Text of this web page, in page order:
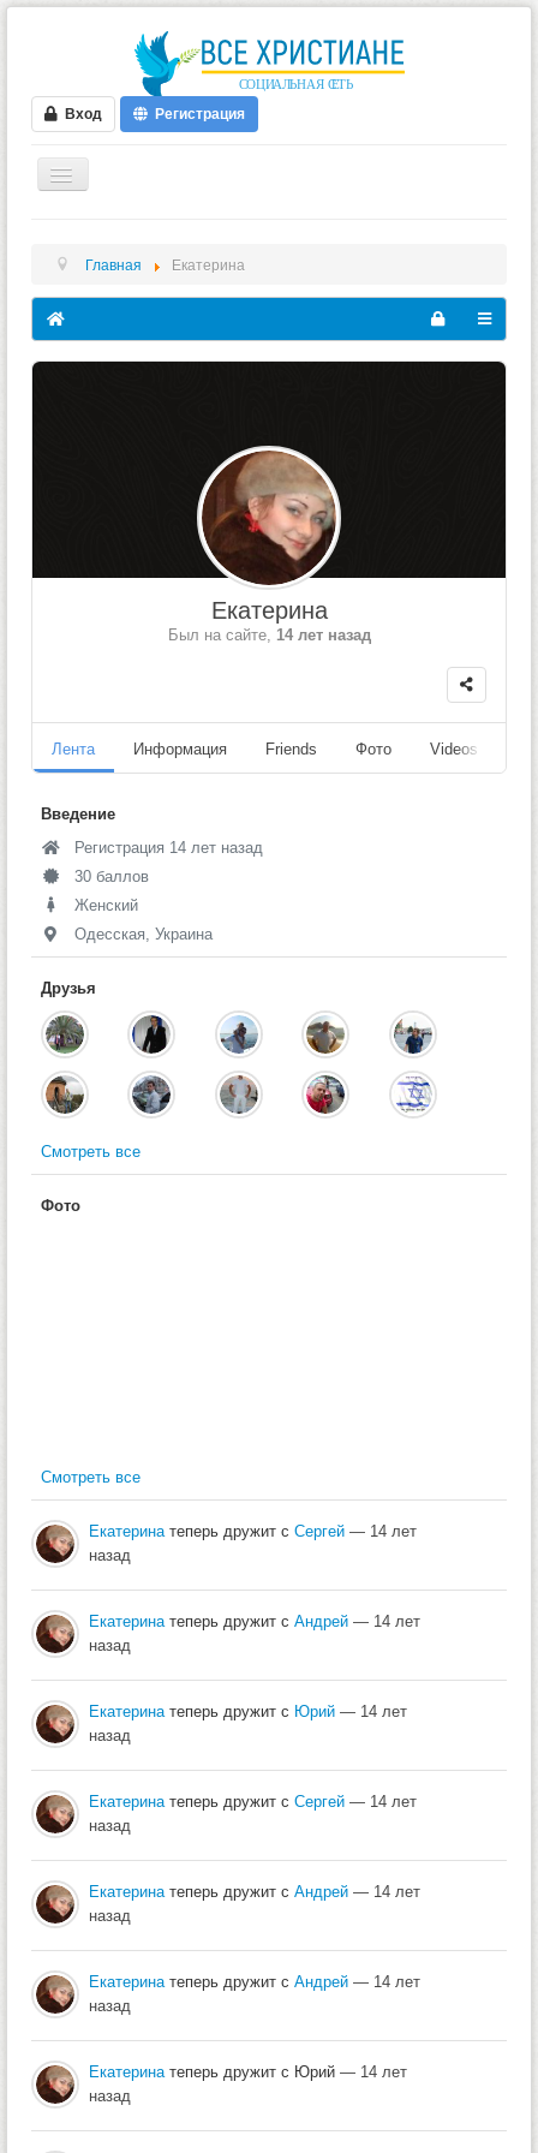
Вход Регистрация
ФОРУМ
ВИДЕО
БЛОГИ
Главная Екатерина
Екатерина
Был на сайте, 14 лет назад
Лента Информация Friends Фото Videos
Введение
Регистрация 14 лет назад
30 баллов
Женский
Одесская, Украина
Друзья
Смотреть все
Фото
Смотреть все
Екатеринатеперь дружит с Сергей — 14 лет
назад
Екатеринатеперь дружит с Андрей — 14 лет
назад
Екатеринатеперь дружит с Юрий — 14 лет
назад
Екатеринатеперь дружит с Сергей — 14 лет
назад
Екатеринатеперь дружит с Андрей — 14 лет
назад
Екатеринатеперь дружит с Андрей — 14 лет
назад
Екатеринатеперь дружит с Юрий — 14 лет
назад